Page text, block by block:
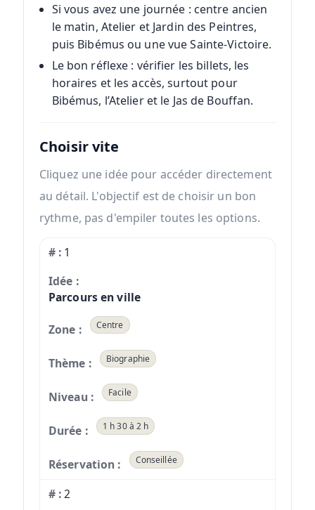
Si vous avez une journée : centre ancien
le matin, Atelier et Jardin des Peintres,
puis Bibémus ou une vue Sainte-Victoire.
Le bon réflexe : vérifier les billets, les
horaires et les accès, surtout pour
Bibémus, l’Atelier et le Jas de Bouffan.
Choisir vite
Cliquez une idée pour accéder directement
au détail. L'objectif est de choisir un bon
rythme, pas d'empiler toutes les options.
1
Parcours en ville
Centre
Biographie
Facile
1 h 30 à 2 h
Conseillée
2